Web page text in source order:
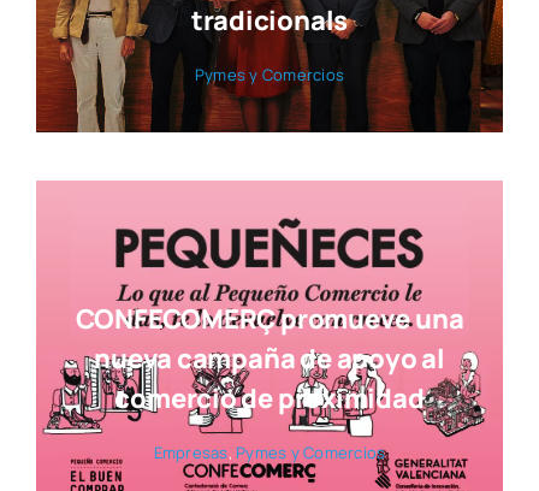
tradicionals
Pymes y Comer­cios
CONFECOMERÇ promueve una
nueva campaña de apoyo al
comercio de proximidad
Empre­sas, Pymes y Comer­cios